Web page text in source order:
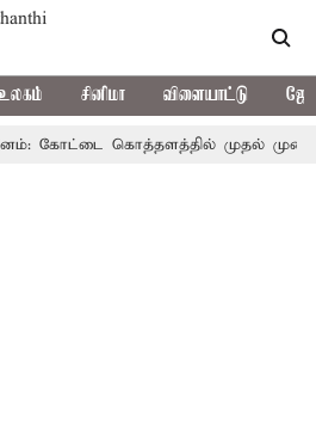
சினிமா விளையாட்டு
கோட்டை கொத்தளத்தில் முதல் முறையாக